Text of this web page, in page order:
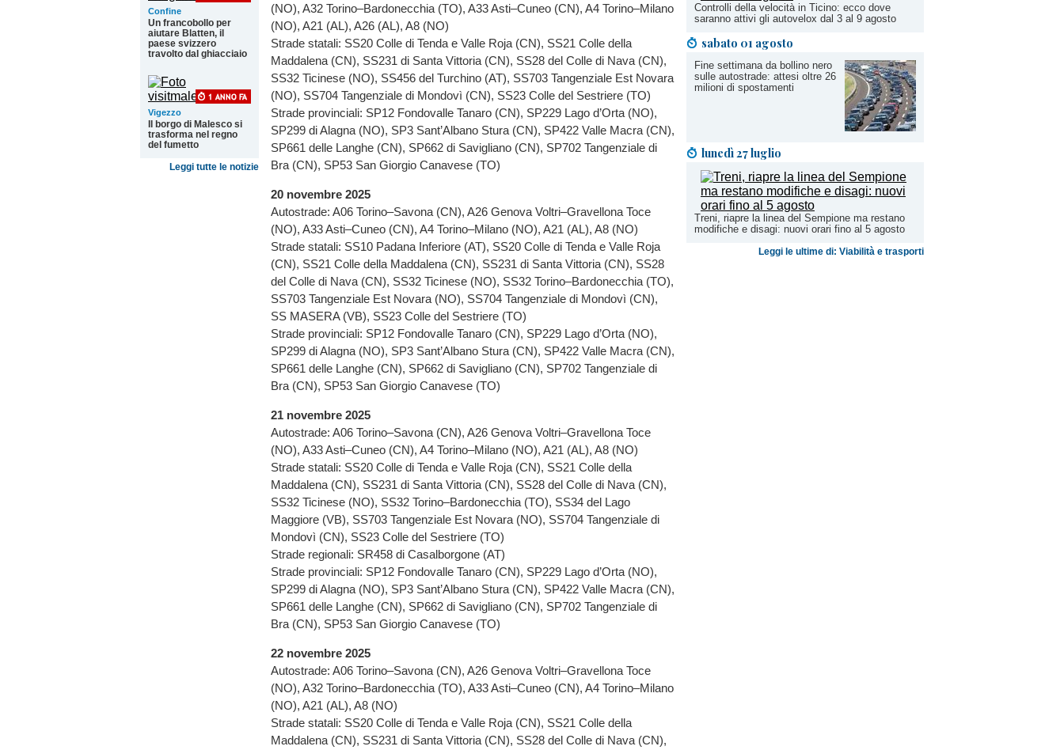
Controlli della velocità in Ticino: ecco dove
saranno attivi gli autovelox dal 3 al 9 agosto
sabato 01 agosto
Fine settimana da bollino nero
sulle autostrade: attesi oltre 26
milioni di spostamenti
lunedì 27 luglio
Treni, riapre la linea del Sempione ma restano
modifiche e disagi: nuovi orari fino al 5 agosto
Leggi le ultime di: Viabilità e trasporti
Confine
Un francobollo per
aiutare Blatten, il
paese svizzero
travolto dal ghiacciaio
Vigezzo
Il borgo di Malesco si
trasforma nel regno
del fumetto
Leggi tutte le notizie
(NO), A32 Torino–Bardonecchia (TO), A33 Asti–Cuneo (CN), A4 Torino–Milano
(NO), A21 (AL), A26 (AL), A8 (NO)
Strade statali: SS20 Colle di Tenda e Valle Roja (CN), SS21 Colle della
Maddalena (CN), SS231 di Santa Vittoria (CN), SS28 del Colle di Nava (CN),
SS32 Ticinese (NO), SS456 del Turchino (AT), SS703 Tangenziale Est Novara
(NO), SS704 Tangenziale di Mondovì (CN), SS23 Colle del Sestriere (TO)
Strade provinciali: SP12 Fondovalle Tanaro (CN), SP229 Lago d’Orta (NO),
SP299 di Alagna (NO), SP3 Sant’Albano Stura (CN), SP422 Valle Macra (CN),
SP661 delle Langhe (CN), SP662 di Savigliano (CN), SP702 Tangenziale di
Bra (CN), SP53 San Giorgio Canavese (TO)
20 novembre 2025
Autostrade: A06 Torino–Savona (CN), A26 Genova Voltri–Gravellona Toce
(NO), A33 Asti–Cuneo (CN), A4 Torino–Milano (NO), A21 (AL), A8 (NO)
Strade statali: SS10 Padana Inferiore (AT), SS20 Colle di Tenda e Valle Roja
(CN), SS21 Colle della Maddalena (CN), SS231 di Santa Vittoria (CN), SS28
del Colle di Nava (CN), SS32 Ticinese (NO), SS32 Torino–Bardonecchia (TO),
SS703 Tangenziale Est Novara (NO), SS704 Tangenziale di Mondovì (CN),
SS MASERA (VB), SS23 Colle del Sestriere (TO)
Strade provinciali: SP12 Fondovalle Tanaro (CN), SP229 Lago d’Orta (NO),
SP299 di Alagna (NO), SP3 Sant’Albano Stura (CN), SP422 Valle Macra (CN),
SP661 delle Langhe (CN), SP662 di Savigliano (CN), SP702 Tangenziale di
Bra (CN), SP53 San Giorgio Canavese (TO)
21 novembre 2025
Autostrade: A06 Torino–Savona (CN), A26 Genova Voltri–Gravellona Toce
(NO), A33 Asti–Cuneo (CN), A4 Torino–Milano (NO), A21 (AL), A8 (NO)
Strade statali: SS20 Colle di Tenda e Valle Roja (CN), SS21 Colle della
Maddalena (CN), SS231 di Santa Vittoria (CN), SS28 del Colle di Nava (CN),
SS32 Ticinese (NO), SS32 Torino–Bardonecchia (TO), SS34 del Lago
Maggiore (VB), SS703 Tangenziale Est Novara (NO), SS704 Tangenziale di
Mondovì (CN), SS23 Colle del Sestriere (TO)
Strade regionali: SR458 di Casalborgone (AT)
Strade provinciali: SP12 Fondovalle Tanaro (CN), SP229 Lago d’Orta (NO),
SP299 di Alagna (NO), SP3 Sant’Albano Stura (CN), SP422 Valle Macra (CN),
SP661 delle Langhe (CN), SP662 di Savigliano (CN), SP702 Tangenziale di
Bra (CN), SP53 San Giorgio Canavese (TO)
22 novembre 2025
Autostrade: A06 Torino–Savona (CN), A26 Genova Voltri–Gravellona Toce
(NO), A32 Torino–Bardonecchia (TO), A33 Asti–Cuneo (CN), A4 Torino–Milano
(NO), A21 (AL), A8 (NO)
Strade statali: SS20 Colle di Tenda e Valle Roja (CN), SS21 Colle della
Maddalena (CN), SS231 di Santa Vittoria (CN), SS28 del Colle di Nava (CN),